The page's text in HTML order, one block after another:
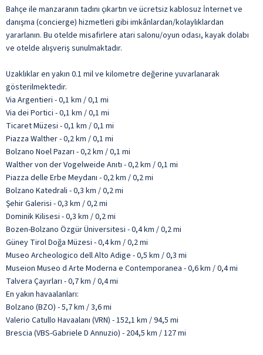
Bahçe ile manzaranın tadını çıkartın ve ücretsiz kablosuz İnternet ve
danışma (concierge) hizmetleri gibi imkânlardan/kolaylıklardan
yararlanın. Bu otelde misafirlere atari salonu/oyun odası, kayak dolabı
ve otelde alışveriş sunulmaktadır.
Uzaklıklar en yakın 0.1 mil ve kilometre değerine yuvarlanarak
gösterilmektedir.
Via Argentieri - 0,1 km / 0,1 mi
Via dei Portici - 0,1 km / 0,1 mi
Ticaret Müzesi - 0,1 km / 0,1 mi
Piazza Walther - 0,2 km / 0,1 mi
Bolzano Noel Pazarı - 0,2 km / 0,1 mi
Walther von der Vogelweide Anıtı - 0,2 km / 0,1 mi
Piazza delle Erbe Meydanı - 0,2 km / 0,2 mi
Bolzano Katedrali - 0,3 km / 0,2 mi
Şehir Galerisi - 0,3 km / 0,2 mi
Dominik Kilisesi - 0,3 km / 0,2 mi
Bozen-Bolzano Özgür Üniversitesi - 0,4 km / 0,2 mi
Güney Tirol Doğa Müzesi - 0,4 km / 0,2 mi
Museo Archeologico dell Alto Adige - 0,5 km / 0,3 mi
Museion Museo d Arte Moderna e Contemporanea - 0,6 km / 0,4 mi
Talvera Çayırları - 0,7 km / 0,4 mi
En yakın havaalanları:
Bolzano (BZO) - 5,7 km / 3,6 mi
Valerio Catullo Havaalanı (VRN) - 152,1 km / 94,5 mi
Brescia (VBS-Gabriele D Annuzio) - 204,5 km / 127 mi